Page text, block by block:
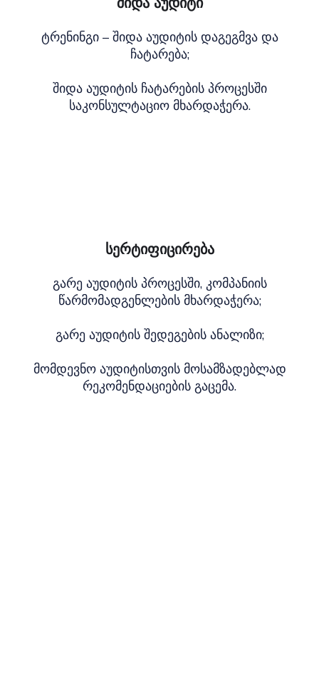
ტრენინგი – შიდა აუდიტის დაგეგმვა და
ჩატარება;
შიდა აუდიტის ჩატარების პროცესში
საკონსულტაციო მხარდაჭერა.
სერტიფიცირება
გარე აუდიტის პროცესში, კომპანიის
წარმომადგენლების მხარდაჭერა;
გარე აუდიტის შედეგების ანალიზი;
მომდევნო აუდიტისთვის მოსამზადებლად
რეკომენდაციების გაცემა.